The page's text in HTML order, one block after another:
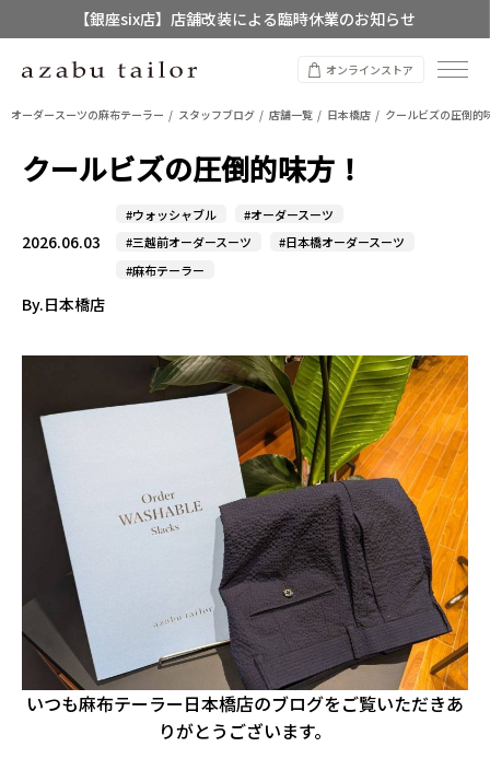
【銀座six店】店舗改装による臨時休業のお知らせ
【店舗限定】レディースオーダースーツ
オンラインストア
オーダースーツの麻布テーラー スタッフブログ 店舗一覧 日本橋店 クールビズの圧倒的
クールビズの圧倒的味方！
2026.06.03
#ウォッシャブル
#オーダースーツ
#三越前オーダースーツ
#日本橋オーダースーツ
#麻布テーラー
By.日本橋店
いつも麻布テーラー日本橋店のブログをご覧いただきあ
りがとうございます。